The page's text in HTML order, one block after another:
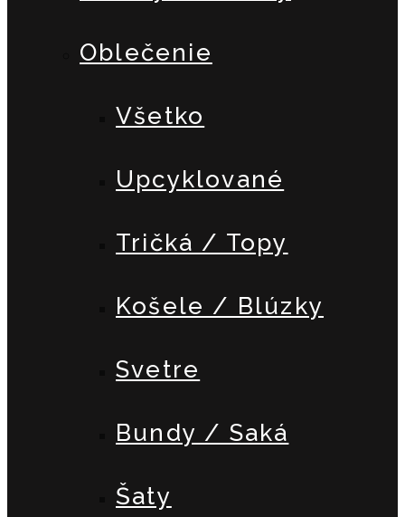
Oblečenie
Všetko
Upcyklované
Tričká / Topy
Košele / Blúzky
Svetre
Bundy / Saká
Šaty